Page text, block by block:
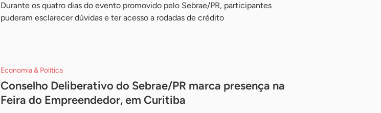
Durante os quatro dias do evento promovido pelo Sebrae/PR, participantes
puderam esclarecer dúvidas e ter acesso a rodadas de crédito
Economia & Política
Conselho Deliberativo do Sebrae/PR marca presença na
Feira do Empreendedor, em Curitiba